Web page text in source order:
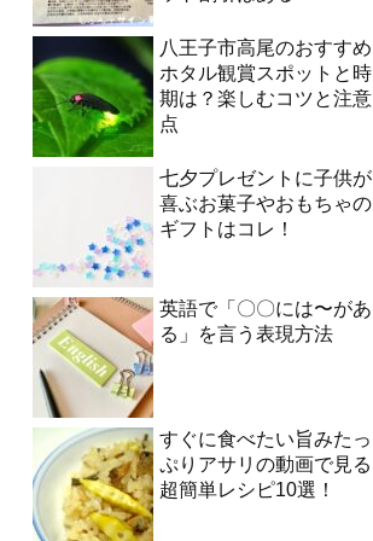
八王子市高尾のおすすめ
ホタル観賞スポットと時
期は？楽しむコツと注意
点
七夕プレゼントに子供が
喜ぶお菓子やおもちゃの
ギフトはコレ！
英語で「〇〇には〜があ
る」を言う表現方法
すぐに食べたい旨みたっ
ぷりアサリの動画で見る
超簡単レシピ10選！